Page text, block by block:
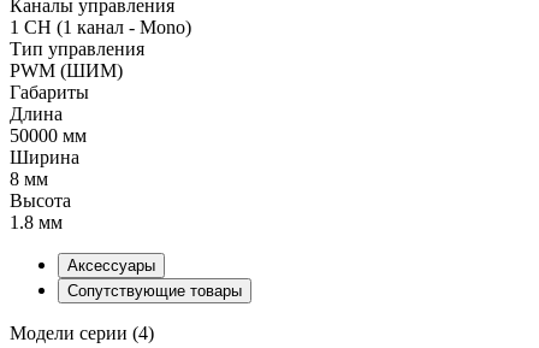
Каналы управления
1 CH (1 канал - Mono)
Тип управления
PWM (ШИМ)
Габариты
Длина
50000 мм
Ширина
8 мм
Высота
1.8 мм
Аксессуары
Сопутствующие товары
Модели серии (4)